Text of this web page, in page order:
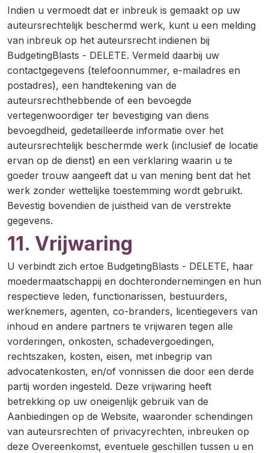
Indien u vermoedt dat er inbreuk is gemaakt op uw
auteursrechtelijk beschermd werk, kunt u een melding
van inbreuk op het auteursrecht indienen bij
BudgetingBlasts - DELETE. Vermeld daarbij uw
contactgegevens (telefoonnummer, e-mailadres en
postadres), een handtekening van de
auteursrechthebbende of een bevoegde
vertegenwoordiger ter bevestiging van diens
bevoegdheid, gedetailleerde informatie over het
auteursrechtelijk beschermde werk (inclusief de locatie
ervan op de dienst) en een verklaring waarin u te
goeder trouw aangeeft dat u van mening bent dat het
werk zonder wettelijke toestemming wordt gebruikt.
Bevestig bovendien de juistheid van de verstrekte
gegevens.
11. Vrijwaring
U verbindt zich ertoe BudgetingBlasts - DELETE, haar
moedermaatschappij en dochterondernemingen en hun
respectieve leden, functionarissen, bestuurders,
werknemers, agenten, co-branders, licentiegevers van
inhoud en andere partners te vrijwaren tegen alle
vorderingen, onkosten, schadevergoedingen,
rechtszaken, kosten, eisen, met inbegrip van
advocatenkosten, en/of vonnissen die door een derde
partij worden ingesteld. Deze vrijwaring heeft
betrekking op uw oneigenlijk gebruik van de
Aanbiedingen op de Website, waaronder schendingen
van auteursrechten of privacyrechten, inbreuken op
deze Overeenkomst, eventuele geschillen tussen u en